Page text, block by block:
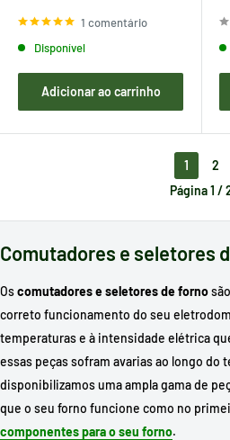
venda
1 comentário
Disponível
Adicionar ao carrinho
1
2
Página 1 /
Comutadores e seletores
Oscomutadores e seletores de forno
correto funcionamento do seu
temperaturas e à intensidade elétrica
essas peças sofram avarias ao longo do
disponibilizamos uma ampla gama de
que o seu forno funcione como no
componentes para o seu forno.